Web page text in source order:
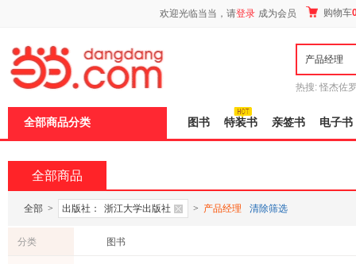
欢迎光临当当，请登录 成为会员 购物车
热搜: 怪杰佐
全部商品分类 图书 特装书 亲签书 电子书
全部商品
全部 > 出版社： 浙江大学出版社 > 产品经理 清除筛选
分类 图书
页
加